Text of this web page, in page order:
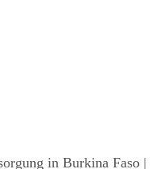
in Burkina Faso |